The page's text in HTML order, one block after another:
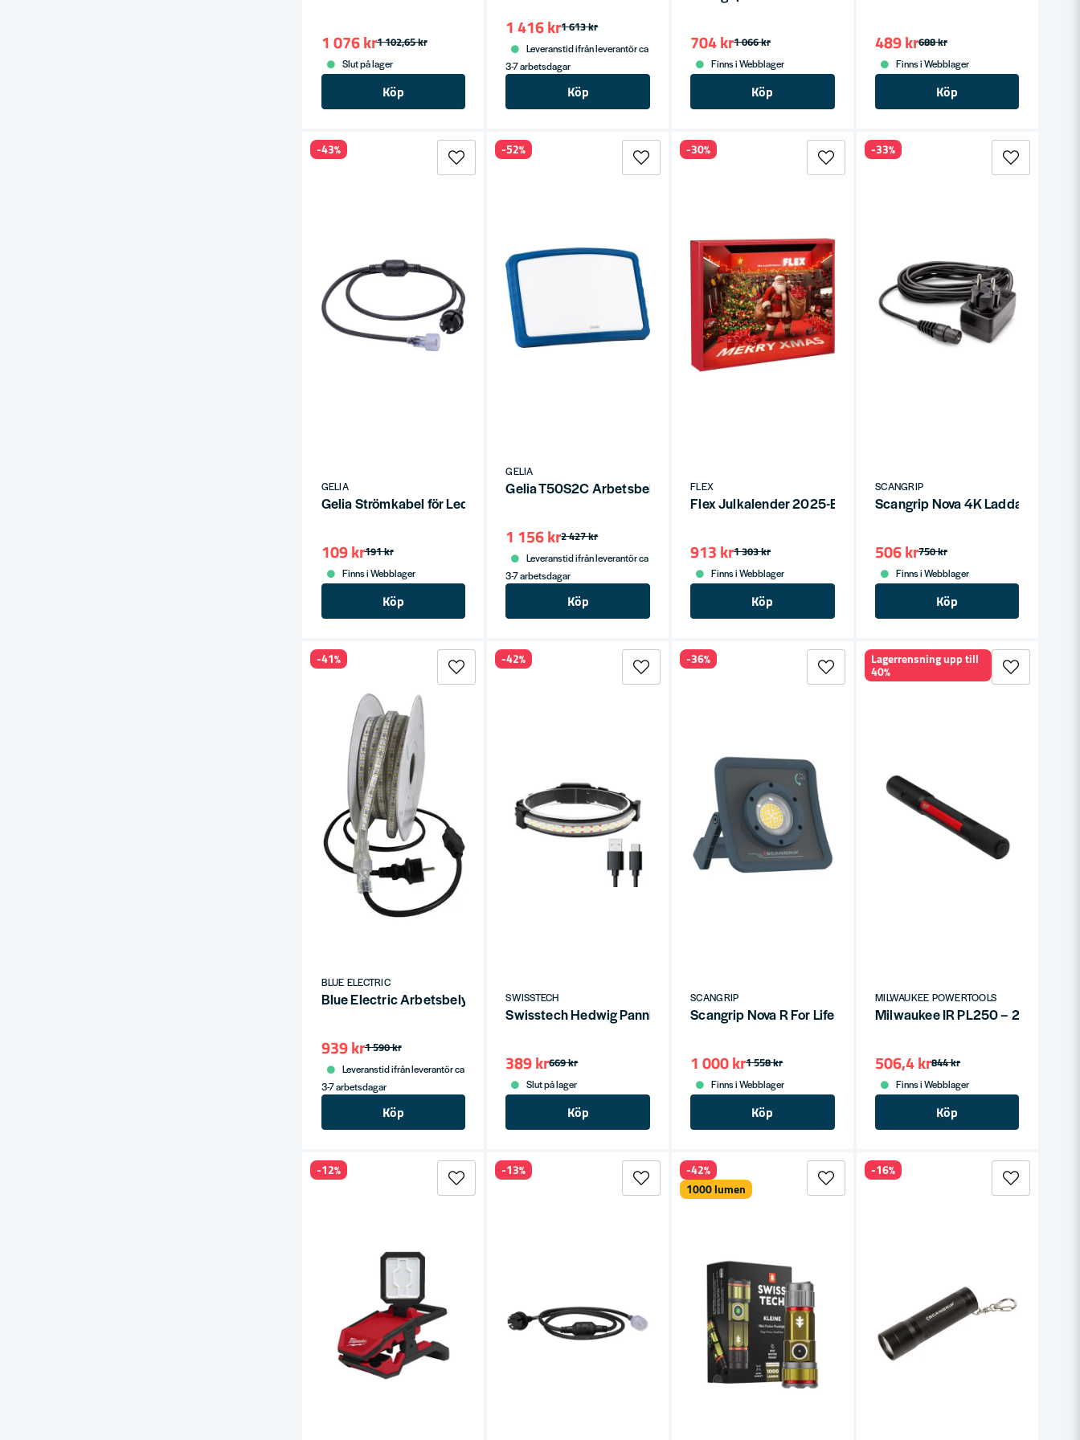
1 102,65 kr
1 076 kr
Slut på lager
Köp
1 613 kr
1 416 kr
Leveranstid ifrån leverantör ca
3-7 arbetsdagar
Köp
1 066 kr
704 kr
Finns i Webblager
Köp
688 kr
489 kr
Finns i Webblager
Köp
GELIA
Gelia Strömkabel för Ledslinga 1,5m ROPE
191 kr
109 kr
Finns i Webblager
Köp
-43%
GELIA
Gelia T50S2C Arbetsbelysning LED 50W IP54 4000K
2 427 kr
1 156 kr
Leveranstid ifrån leverantör ca
3-7 arbetsdagar
Köp
-52%
FLEX
Flex Julkalender 2025-Edition
1 303 kr
913 kr
Finns i Webblager
Köp
-30%
SCANGRIP
Scangrip Nova 4K Laddare
750 kr
506 kr
Finns i Webblager
Köp
-33%
BLUE ELECTRIC
Blue Electric Arbetsbelysning LED slinga 10m på plastrulle
1 590 kr
939 kr
Leveranstid ifrån leverantör ca
3-7 arbetsdagar
Köp
-41%
SWISSTECH
Swisstech Hedwig Pannlampa 400 Lumen, 220° ljus, Uppladdningsbar
669 kr
389 kr
Slut på lager
Köp
-42%
SCANGRIP
Scangrip Nova R For Life – Uppladdningsbar och Robust
1 558 kr
1 000 kr
Finns i Webblager
Köp
-36%
MILWAUKEE POWERTOOLS
Milwaukee IR PL250 – 250
844 kr
506,4 kr
Finns i Webblager
Köp
Lagerrensning upp till
40%
-12% -13%
-42%
1000 lumen
-16%